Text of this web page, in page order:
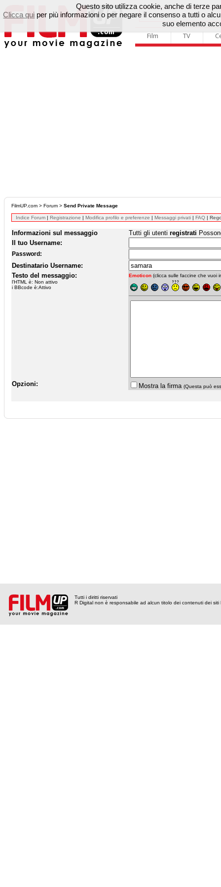
Film TV
FilmUP.com > Forum > Send Private Message
Indice Forum | Registrazione | Modifica profilo e preferenze | Messaggi privati | FAQ |
Informazioni sul messaggio Tutti gli utenti registrati
Il tuo Username:
Password:
Destinatario Username:
Testo del messaggio:
l'HTML è: Non attivo
i BBcode è:Attivo
Emoticon (clicca sulle faccine che vuoi
Opzioni: Mostra la firma (Questa può
Tutti i diritti riservati
R Digital non è responsabile ad alcun titolo dei contenuti dei siti
Questo sito utilizza cookie, anche di terze
Clicca qui per più informazioni o per negare il consenso a tutti o
suo elemento